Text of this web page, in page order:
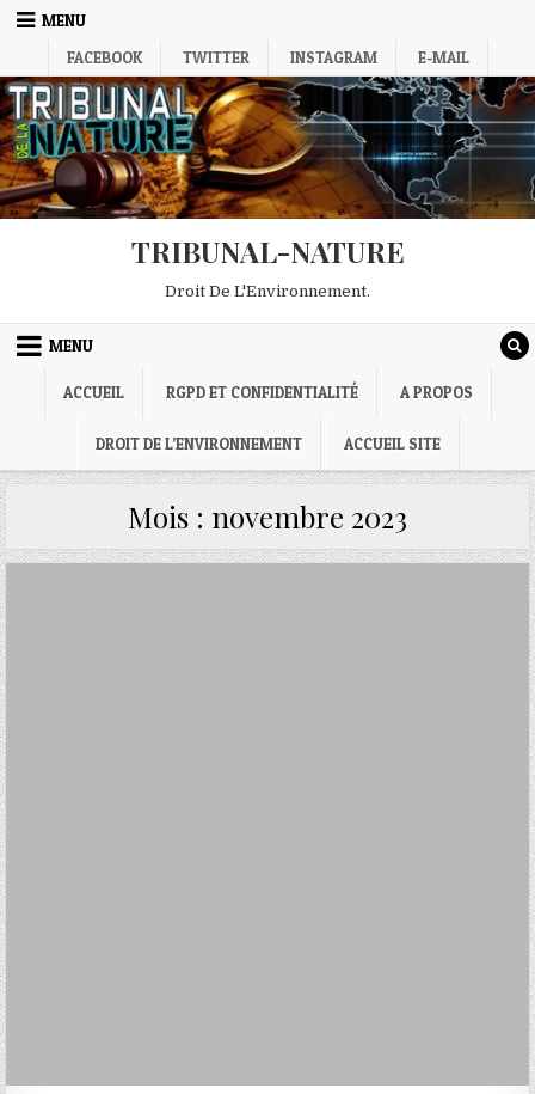
Skip
MENU
FACEBOOK
TWITTER INSTAGRAM E-MAIL
TRIBUNAL-NATURE
Droit De L'Environnement.
MENU
ACCUEIL RGPD ET CONFIDENTIALITÉ A PROPOS
DROIT DE L’ENVIRONNEMENT ACCUEIL SITE
Mois : novembre 2023